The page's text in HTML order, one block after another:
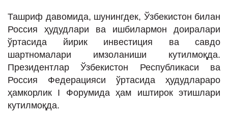
Ташриф давомида, шунингдек, Ўзбекистон билан
Россия ҳудудлари ва ишбилармон доиралари
ўртасида йирик инвестиция ва савдо
шартномалари имзоланиши кутилмоқда.
Президентлар Ўзбекистон Республикаси ва
Россия Федерацияси ўртасида ҳудудлараро
ҳамкорлик I Форумида ҳам иштирок этишлари
кутилмоқда.